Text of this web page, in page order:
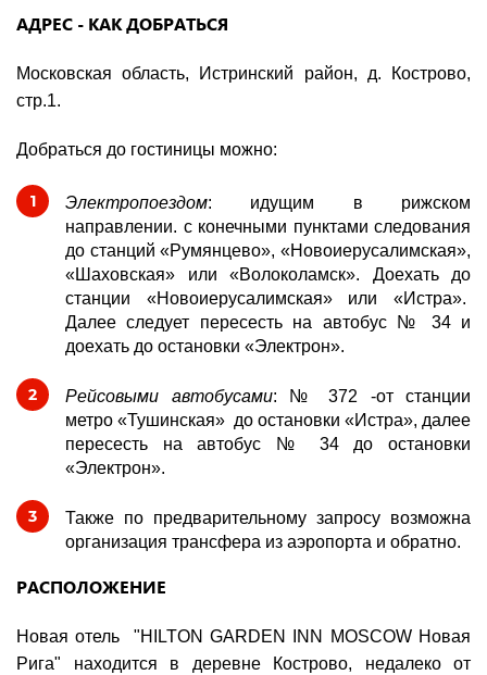
АДРЕС - КАК ДОБРАТЬСЯ
Московская область, Истринский район, д. Кострово,
стр.1.
Добраться до гостиницы можно:
Электропоездом: идущим в рижском
направлении. с конечными пунктами следования
до станций «Румянцево», «Новоиерусалимская»,
«Шаховская» или «Волоколамск». Доехать до
станции «Новоиерусалимская» или «Истра».
Далее следует пересесть на автобус № 34 и
доехать до остановки «Электрон».
Рейсовыми автобусами: № 372 -от станции
метро «Тушинская» до остановки «Истра», далее
пересесть на автобус № 34 до остановки
«Электрон».
Также по предварительному запросу возможна
организация трансфера из аэропорта и обратно.
РАСПОЛОЖЕНИЕ
Новая отель "HILTON GARDEN INN MOSCOW Новая
Рига" находится в деревне Кострово, недалеко от